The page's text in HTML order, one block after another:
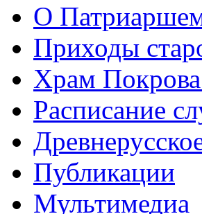
О
Приходы
Храм
Расписание
Публикации
Мультимедиа